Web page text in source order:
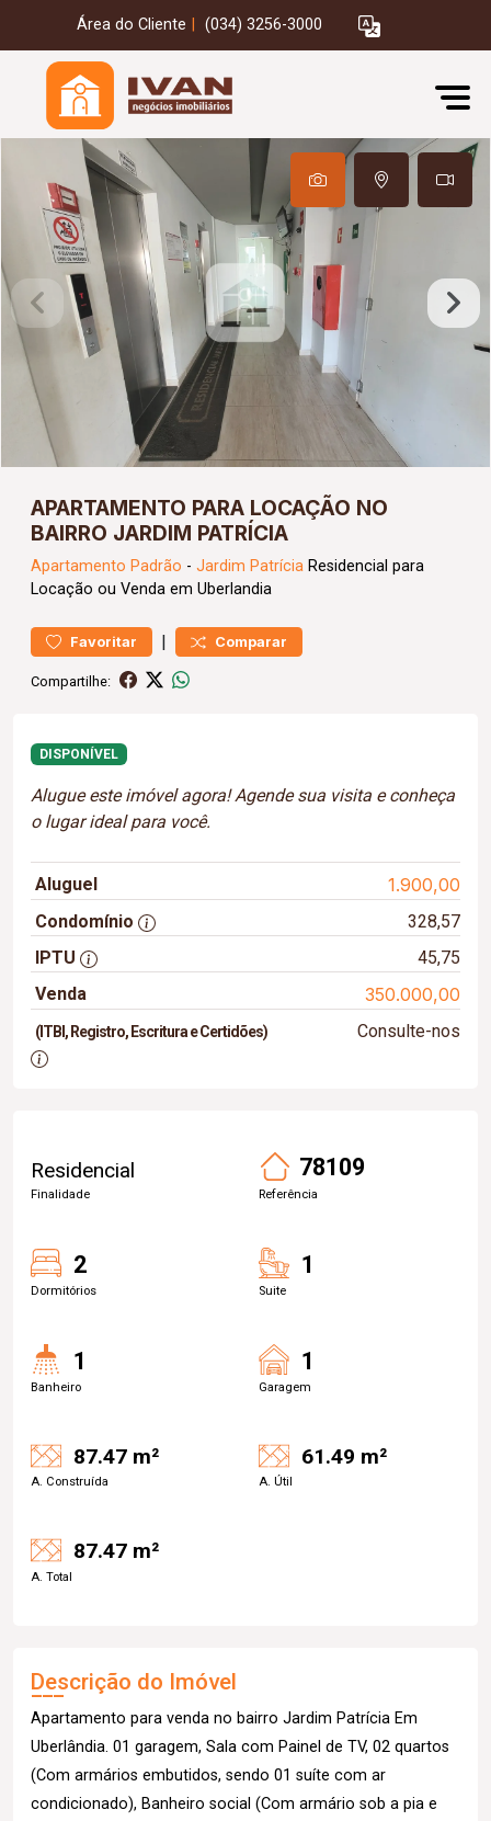
Área do Cliente (034) 3256-3000
APARTAMENTO PARA LOCAÇÃO NO
BAIRRO JARDIM PATRÍCIA
Apartamento Padrão - Jardim Patrícia Residencial para
Locação ou Venda em Uberlandia
Favoritar | Comparar
Compartilhe:
DISPONÍVEL
Alugue este imóvel agora! Agende sua visita e conheça
o lugar ideal para você.
Aluguel 1.900,00
Condomínio
328,57
IPTU
45,75
Venda
350.000,00
(ITBI, Registro, Escritura e Certidões) Consulte-nos
Residencial
Finalidade
78109
Referência
2
Dormitórios
1
Suite
1
Banheiro
1
Garagem
87.47 m²
A. Construída
61.49 m²
A. Útil
87.47 m²
A. Total
Descrição do Imóvel
Apartamento para venda no bairro Jardim Patrícia Em
Uberlândia. 01 garagem, Sala com Painel de TV, 02 quartos
(Com armários embutidos, sendo 01 suíte com ar
condicionado), Banheiro social (Com armário sob a pia e